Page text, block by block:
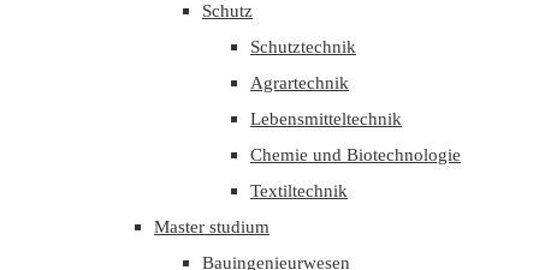
Schutz
Schutztechnik
Agrartechnik
Lebensmitteltechnik
Chemie und Biotechnologie
Textiltechnik
Master studium
Bauingenieurwesen